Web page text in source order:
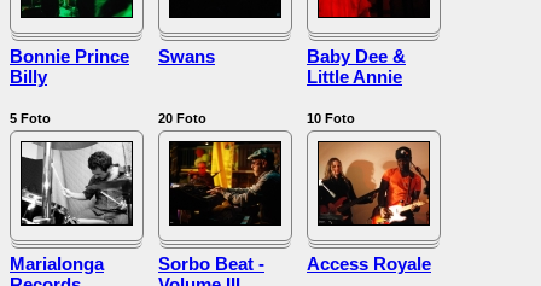
Bonnie Prince
Billy
5 Foto
Swans
20 Foto
Baby Dee &
Little Annie
10 Foto
Marialonga
Sorbo Beat -
Access Royale